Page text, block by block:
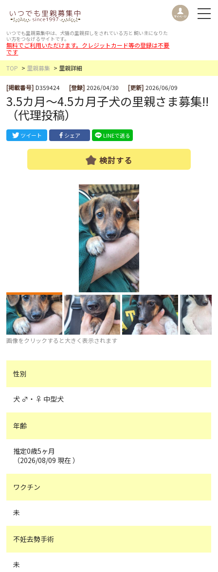
いつでも里親募集中は、犬猫の里親探しをされている方と 飼い主になりた
い方をつなげるサイトです。
無料でご利用いただけます。クレジットカード等の登録は不要
です
TOP
里親募集 里親詳細
[掲載番号] D359424 [登録] 2026/04/30 [更新] 2026/06/09
3.5カ月～4.5カ月子犬の里親さま募集!!
（代理投稿）
ツイート シェア LINEで送る
検討する
画像をクリックすると大きく表示されます
性別
犬 ♂・♀ 中型犬
年齢
推定0歳5ヶ月
（2026/08/09 現在 ）
ワクチン
未
不妊去勢手術
未